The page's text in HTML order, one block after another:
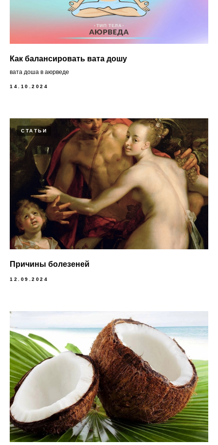
Как балансировать вата дошу
вата доша в аюрведе
14.10.2024
СТАТЬИ
Причины болезеней
12.09.2024